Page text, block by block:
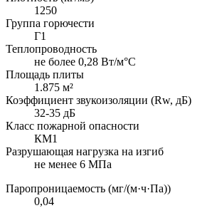
1250
Группа горючести
Г1
Теплопроводность
не более 0,28 Вт/м°С
Площадь плиты
1.875 м²
Коэффициент звукоизоляции (Rw, дБ)
32-35 дБ
Класс пожарной опасности
КМ1
Разрушающая нагрузка на изгиб
не менее 6 МПа
Паропроницаемость (мг/(м·ч·Па))
0,04